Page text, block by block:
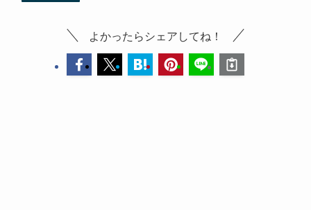
よかったらシェアしてね！